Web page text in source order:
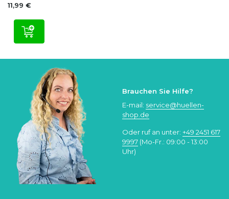
11,99 €
Brauchen Sie Hilfe?
E-mail: service@huellen-
shop.de
Oder ruf an unter: +49 2451 617
9997 (Mo-Fr.: 09:00 - 13:00
Uhr)